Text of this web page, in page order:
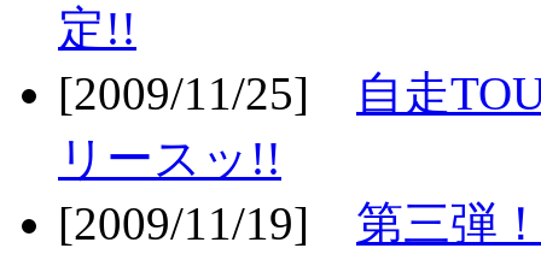
定!!
[2009/11/25]
自走
リースッ!!
[2009/11/19] 第三弾